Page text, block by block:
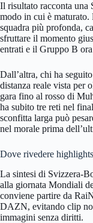
Il risultato racconta una
modo in cui è maturato.
squadra più profonda,
sfruttare il momento
entrati e il Gruppo B
Dall’altra, chi ha
distanza reale vista per
gara fino al rosso di
ha subito tre reti nel
sconfitta larga può
nel morale prima
Dove rivedere
La sintesi di Svizzera-
alla giornata Mondiali
conviene partire da
DAZN, evitando clip
immagini senza diritti.